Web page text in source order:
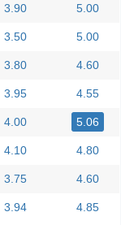
3.90 5.00
3.50 5.00
3.80 4.60
3.95 4.55
4.00 5.06
4.10 4.80
3.75 4.60
3.94 4.85